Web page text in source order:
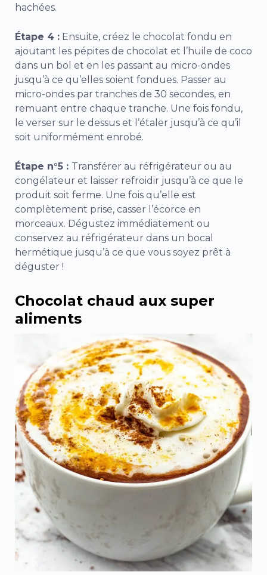
hachées.
Étape 4 : Ensuite, créez le chocolat fondu en
ajoutant les pépites de chocolat et l’huile de coco
dans un bol et en les passant au micro-ondes
jusqu’à ce qu’elles soient fondues. Passer au
micro-ondes par tranches de 30 secondes, en
remuant entre chaque tranche. Une fois fondu,
le verser sur le dessus et l’étaler jusqu’à ce qu’il
soit uniformément enrobé.
Étape n°5 : Transférer au réfrigérateur ou au
congélateur et laisser refroidir jusqu’à ce que le
produit soit ferme. Une fois qu’elle est
complètement prise, casser l’écorce en
morceaux. Dégustez immédiatement ou
conservez au réfrigérateur dans un bocal
hermétique jusqu’à ce que vous soyez prêt à
déguster !
Chocolat chaud aux super
aliments